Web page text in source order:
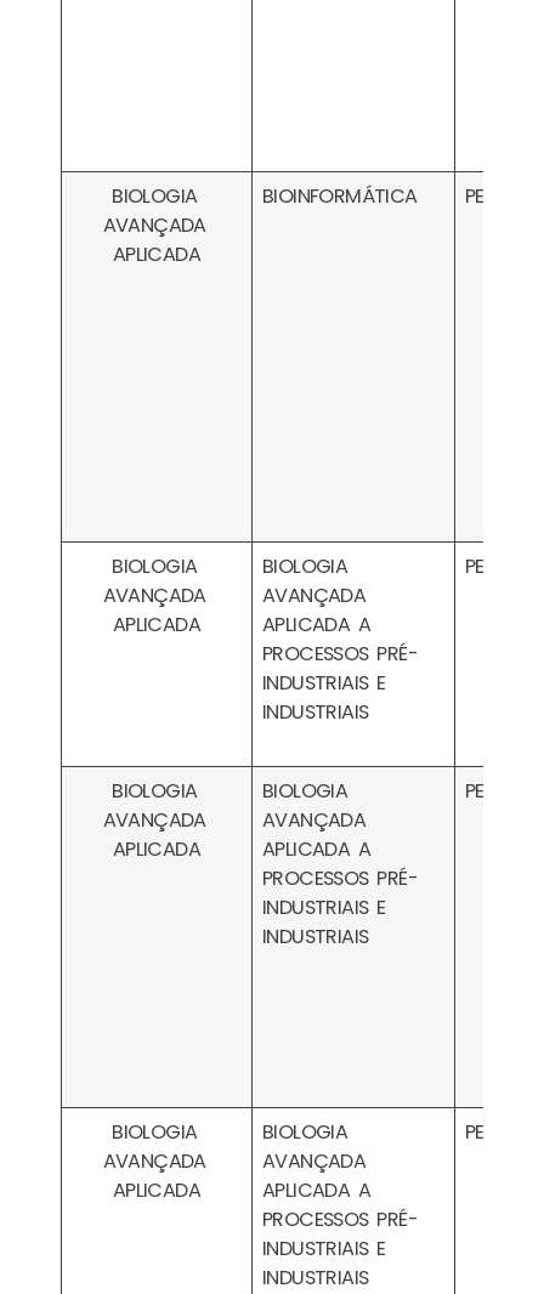
BIOLOGIA
AVANÇADA
APLICADA
BIOINFORMÁTICA
BIOLOGIA
AVANÇADA
APLICADA
BIOLOGIA
AVANÇADA
APLICADA A
PROCESSOS PRÉ-
INDUSTRIAIS E
INDUSTRIAIS
BIOLOGIA
AVANÇADA
APLICADA
BIOLOGIA
AVANÇADA
APLICADA A
PROCESSOS PRÉ-
INDUSTRIAIS E
INDUSTRIAIS
BIOLOGIA
AVANÇADA
APLICADA
BIOLOGIA
AVANÇADA
APLICADA A
PROCESSOS PRÉ-
INDUSTRIAIS E
INDUSTRIAIS